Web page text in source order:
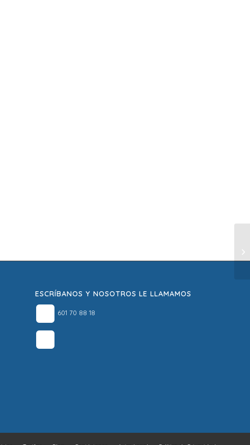
ESCRÍBANOS Y NOSOTROS LE LLAMAMOS
601 70 88 18